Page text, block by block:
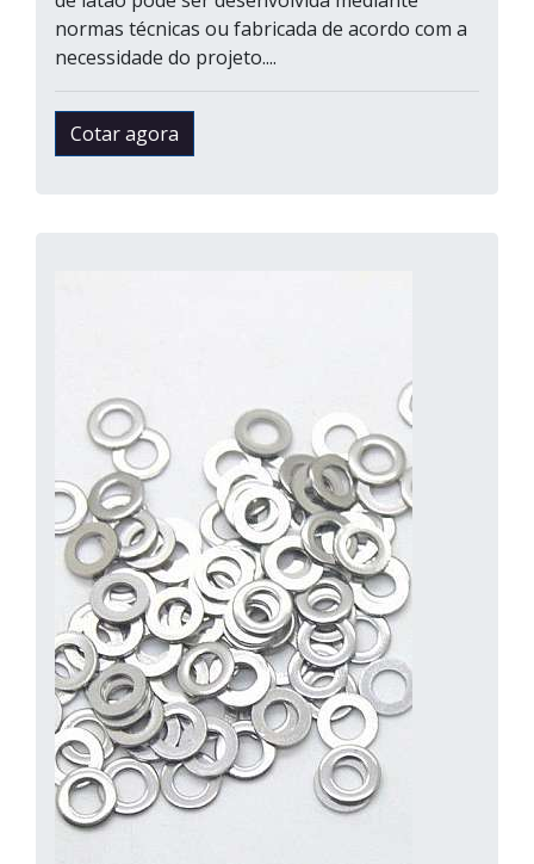
normas técnicas ou fabricada de acordo com a
necessidade do projeto....
Cotar agora